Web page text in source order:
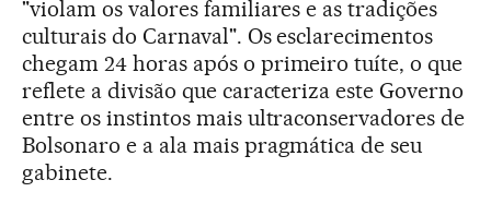
"violam os valores familiares e as tradições
culturais do Carnaval". Os esclarecimentos
chegam 24 horas após o primeiro tuíte, o que
reflete a divisão que caracteriza este Governo
entre os instintos mais ultraconservadores de
Bolsonaro e a ala mais pragmática de seu
gabinete.